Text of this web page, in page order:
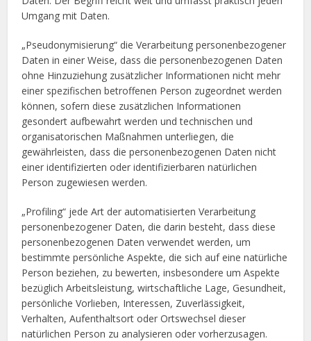
Umgang mit Daten.
„Pseudonymisierung“ die Verarbeitung personenbezogener
Daten in einer Weise, dass die personenbezogenen Daten
ohne Hinzuziehung zusätzlicher Informationen nicht mehr
einer spezifischen betroffenen Person zugeordnet werden
können, sofern diese zusätzlichen Informationen
gesondert aufbewahrt werden und technischen und
organisatorischen Maßnahmen unterliegen, die
gewährleisten, dass die personenbezogenen Daten nicht
einer identifizierten oder identifizierbaren natürlichen
Person zugewiesen werden.
„Profiling“ jede Art der automatisierten Verarbeitung
personenbezogener Daten, die darin besteht, dass diese
personenbezogenen Daten verwendet werden, um
bestimmte persönliche Aspekte, die sich auf eine natürliche
Person beziehen, zu bewerten, insbesondere um Aspekte
bezüglich Arbeitsleistung, wirtschaftliche Lage, Gesundheit,
persönliche Vorlieben, Interessen, Zuverlässigkeit,
Verhalten, Aufenthaltsort oder Ortswechsel dieser
natürlichen Person zu analysieren oder vorherzusagen.